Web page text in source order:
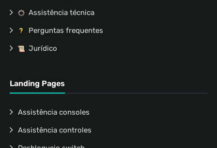
Assistência técnica
Perguntas frequentes
Jurídico
Landing Pages
Assistência consoles
Assistência controles